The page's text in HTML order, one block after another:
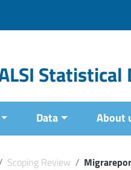
Data About
Scoping Review /